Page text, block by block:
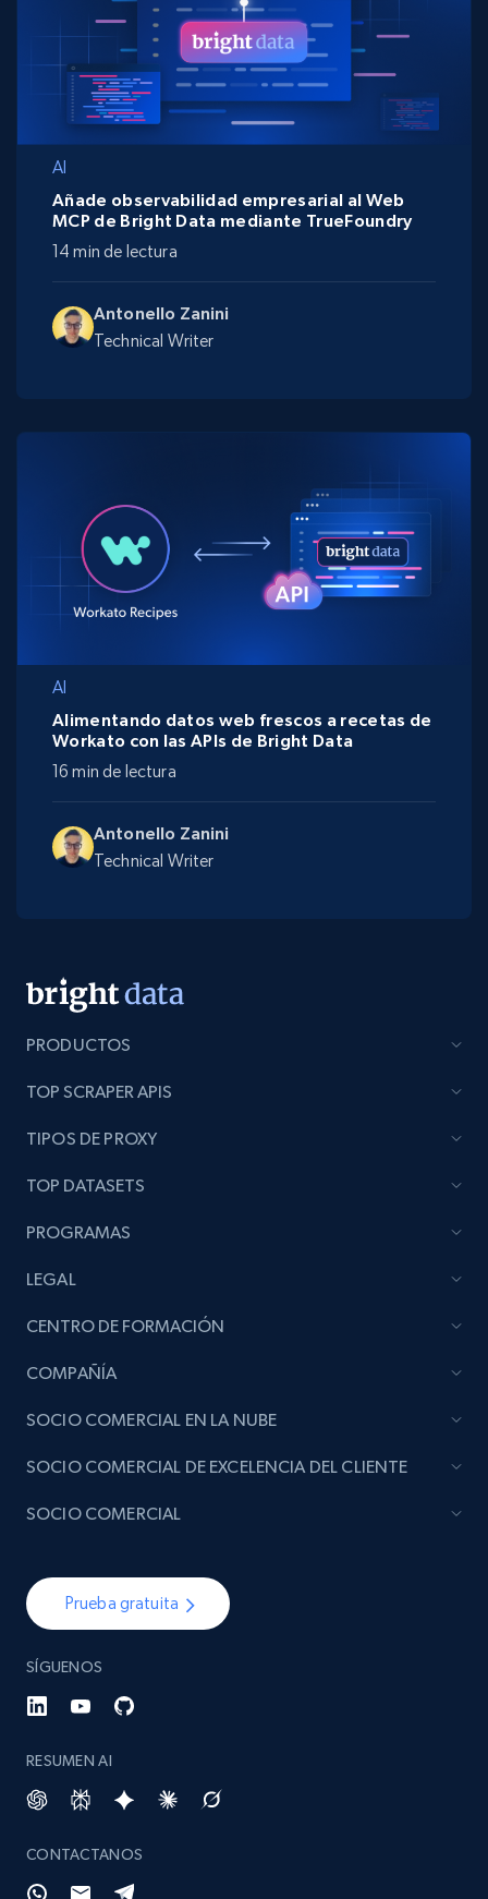
AI
Antonello Zanini
Technical Writer
Añade observabilidad empresarial al Web
MCP de Bright Data mediante TrueFoundry
14 min de lectura
AI
Antonello Zanini
Technical Writer
Alimentando datos web frescos a recetas de
Workato con las APIs de Bright Data
16 min de lectura
PRODUCTOS
TOP SCRAPER APIS
TIPOS DE PROXY
TOP DATASETS
PROGRAMAS
LEGAL
CENTRO DE FORMACIÓN
COMPAÑÍA
Prueba gratuita
SÍGUENOS
RESUMEN AI
CONTACTANOS
SOCIO COMERCIAL EN LA NUBE
SOCIO COMERCIAL DE EXCELENCIA DEL CLIENTE
SOCIO COMERCIAL